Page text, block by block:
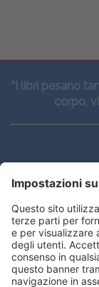
“I libri pesano
corpo,